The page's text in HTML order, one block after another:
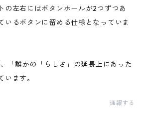
の左右にはボタンホールが2つずつあ
いるボタンに留める仕様となっていま
「誰かの「らしさ」の延長上にあった
います。
通報する